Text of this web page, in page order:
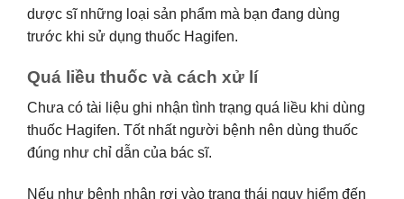
dược sĩ những loại sản phẩm mà bạn đang dùng
trước khi sử dụng thuốc Hagifen.
Quá liều thuốc và cách xử lí
Chưa có tài liệu ghi nhận tình trạng quá liều khi dùng
thuốc Hagifen. Tốt nhất người bệnh nên dùng thuốc
đúng như chỉ dẫn của bác sĩ.
Nếu như bệnh nhân rơi vào trạng thái nguy hiểm đến